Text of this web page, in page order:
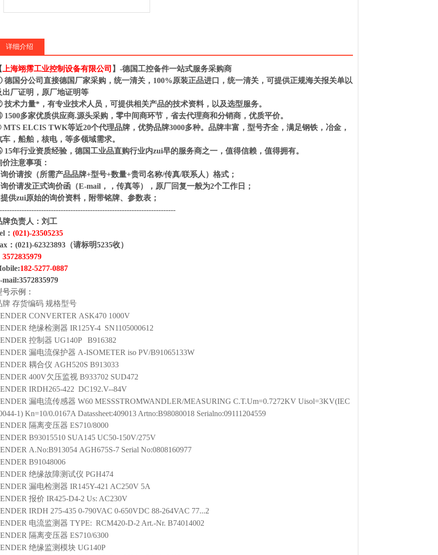
详细介绍
上海翊霈工业控制设备有限公司 】-德国工控备件一站式服务采购商
国分公司直接德国厂家采购，统一清关，100%原装正品进口，统一清关，可提供正规海关报关单以
出厂证明，原厂地证明等
术力量*，有专业技术人员，可提供相关产品的技术资料，以及选型服务。
多家优质供应商.源头采购，零中间商环节，省去代理商和分销商，优质平价。
MTS ELCIS TWK等近20个代理品牌，优势品牌3000多种。品牌丰富，型号齐全，满足钢铁，冶金，
车，船舶，核电，等多领域需求。
年行业资质经验，德国工业品直购行业内zui早的服务商之一，值得信赖，值得拥有。
价注意事项：
询价请按（所需产品品牌+型号+数量+贵司名称/传真/联系人）格式；
询价请发正式询价函（E-mail，，传真等），原厂回复一般为2个工作日；
供zui原始的询价资料，附带铭牌、参数表；
牌负责人： 刘工
： (021)-23505235
：(021)-62323893（请标明5235收）
3572835979
182-5277-0887
mail:3572835979
号示例：
牌 存货编码 规格型号
CONVERTER ASK470 1000V
绝缘检测器 IR125Y-4 SN1105000612
控制器 UG140P B916382
漏电流保护器 A-ISOMETER iso PV/B91065133W
耦合仪 AGH520S B913033
400V欠压监视 B933702 SUD472
IRDH265-422 DC192.V--84V
漏电流传感器 W60 MESSSTROMWANDLER/MEASURING C.T.Um=0.7272KV Uisol=3KV(IEC
1) Kn=10/0.0167A Datassheet:409013 Artno:B98080018 Serialno:09111204559
隔离变压器 ES710/8000
B93015510 SUA145 UC50-150V/275V
A.No:B913054 AGH675S-7 Serial No:0808160977
B91048006
绝缘故障测试仪 PGH474
漏电检测器 IR145Y-421 AC250V 5A
报价 IR425-D4-2 Us: AC230V
IRDH 275-435 0-790VAC 0-650VDC 88-264VAC 77...2
电流监测器 TYPE: RCM420-D-2 Art.-Nr. B74014002
隔离变压器 ES710/6300
绝缘监测模块 UG140P